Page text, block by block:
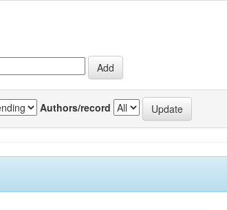
Authors/record